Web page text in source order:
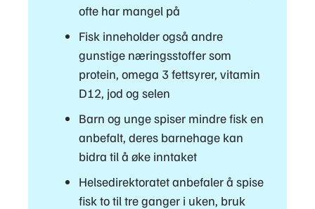
ofte har mangel på
Fisk inneholder også andre
gunstige næringsstoffer som
protein, omega 3 fettsyrer, vitamin
D12, jod og selen
Barn og unge spiser mindre fisk en
anbefalt, deres barnehage kan
bidra til å øke inntaket
Helsedirektoratet anbefaler å spise
fisk to til tre ganger i uken, bruk